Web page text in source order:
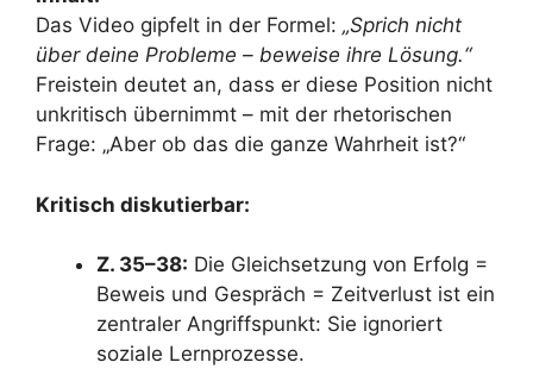
Das Video gipfelt in der Formel: „Sprich nicht
über deine Probleme – beweise ihre Lösung.“
Freistein deutet an, dass er diese Position nicht
unkritisch übernimmt – mit der rhetorischen
Frage: „Aber ob das die ganze Wahrheit ist?“
Kritisch diskutierbar:
Z. 35–38: Die Gleichsetzung von Erfolg =
Beweis und Gespräch = Zeitverlust ist ein
zentraler Angriffspunkt: Sie ignoriert
soziale Lernprozesse.